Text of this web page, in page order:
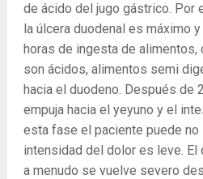
de ácido del jugo gástrico. Por
la úlcera duodenal es máximo
horas de ingesta de alimentos,
son ácidos, alimentos semi
hacia el duodeno. Después de
empuja hacia el yeyuno y el
esta fase el paciente puede no
intensidad del dolor es leve. El
a menudo se vuelve severo